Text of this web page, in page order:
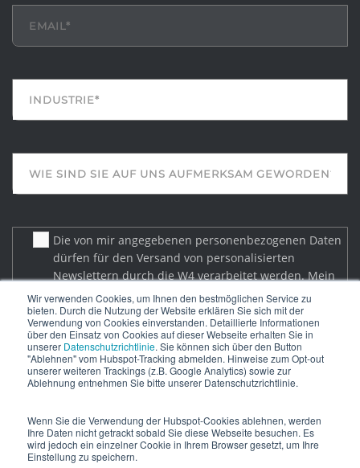
Wir verwenden Cookies, um Ihnen den bestmöglichen Service zu
bieten. Durch die Nutzung der Website erklären Sie sich mit der
Verwendung von Cookies einverstanden. Detaillierte Informationen
über den Einsatz von Cookies auf dieser Webseite erhalten Sie in
unserer Datenschutzrichtlinie. Sie können sich über den Button
"Ablehnen" vom Hubspot-Tracking abmelden. Hinweise zum Opt-out
unserer weiteren Trackings (z.B. Google Analytics) sowie zur
Ablehnung entnehmen Sie bitte unserer Datenschutzrichtlinie.
Wenn Sie die Verwendung der Hubspot-Cookies ablehnen, werden
Ihre Daten nicht getrackt sobald Sie diese Webseite besuchen. Es
wird jedoch ein einzelner Cookie in Ihrem Browser gesetzt, um Ihre
Einstellung zu speichern.
Die von mir angegebenen personenbezogenen Daten
dürfen für den Versand von personalisierten
Newslettern durch die W4 verarbeitet werden. Mein
Einverständnis kann ich jederzeit im Abmeldelink des
Newsletters widerrufen. Weitere Infos finden Sie in
der Datenschutzerklärung.*